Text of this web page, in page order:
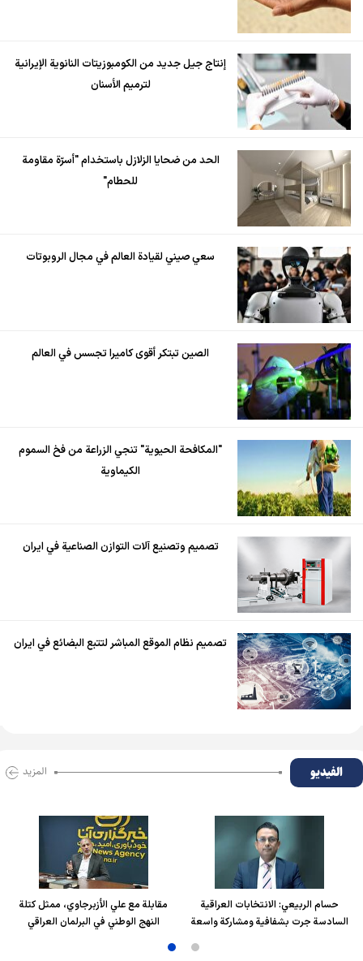
إنتاج جيل جديد من الكومبوزيتات النانوية الإيرانية
لترميم الأسنان
الحد من ضحايا الزلازل باستخدام "أسرّة مقاومة
للحطام"
سعي صيني لقيادة العالم في مجال الروبوتات
الصين تبتكر أقوى كاميرا تجسس في العالم
"المكافحة الحيوية" تنجي الزراعة من فخ السموم
الكيماوية
تصميم وتصنيع آلات التوازن الصناعية في ايران
تصميم نظام الموقع المباشر لتتبع البضائع في ايران
الفیدیو المزید
حسام الربیعي: الانتخابات العراقية
السادسة جرت بشفافية ومشاركة واسعة
مقابلة مع علي الأزبرجاوي، ممثل كتلة
النهج الوطني في البرلمان العراقي